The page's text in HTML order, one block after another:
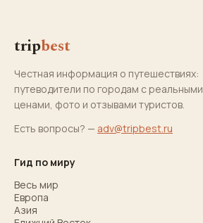
tripbest
Честная информация о путешествиях:
путеводители по городам с реальными
ценами, фото и отзывами туристов.
Есть вопросы? — adv@tripbest.ru
Гид по миру
Весь мир
Европа
Азия